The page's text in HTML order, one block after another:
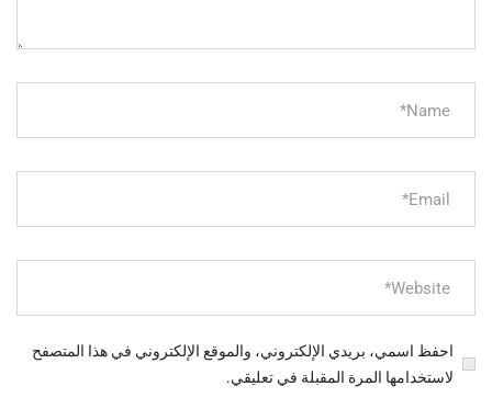
احفظ اسمي، بريدي الإلكتروني، والموقع الإلكتروني في هذا المتصفح
لاستخدامها المرة المقبلة في تعليقي.